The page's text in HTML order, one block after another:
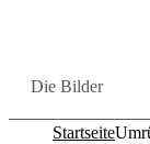
Die Bil­der
Startseite